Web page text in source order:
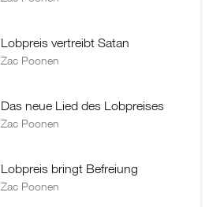
Lobpreis vertreibt Satan
Zac Poonen
Das neue Lied des Lobpreises
Zac Poonen
Lobpreis bringt Befreiung
Zac Poonen